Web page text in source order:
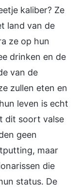
kaliber? Ze
land van de
ze op hun
drinken en de
van de
zullen eten en
leven is echt
dit soort valse
geen
maar
die
status. De